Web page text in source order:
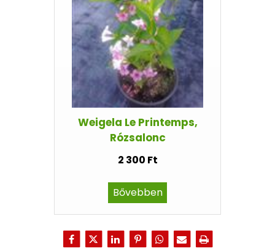
Weigela Le Printemps,
Rózsalonc
2 300 Ft
Bővebben